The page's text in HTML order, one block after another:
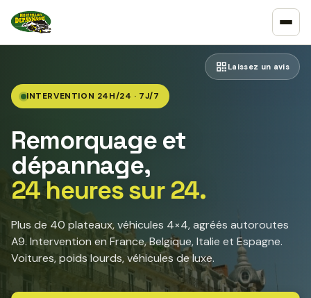
Laissez un avis
INTERVENTION 24H/24 · 7J/7
Remorquage et
dépannage,
24 heures sur 24.
Plus de 40 plateaux, véhicules 4×4, agréés autoroutes
A9. Intervention en France, Belgique, Italie et Espagne.
Voitures, poids lourds, véhicules de luxe.